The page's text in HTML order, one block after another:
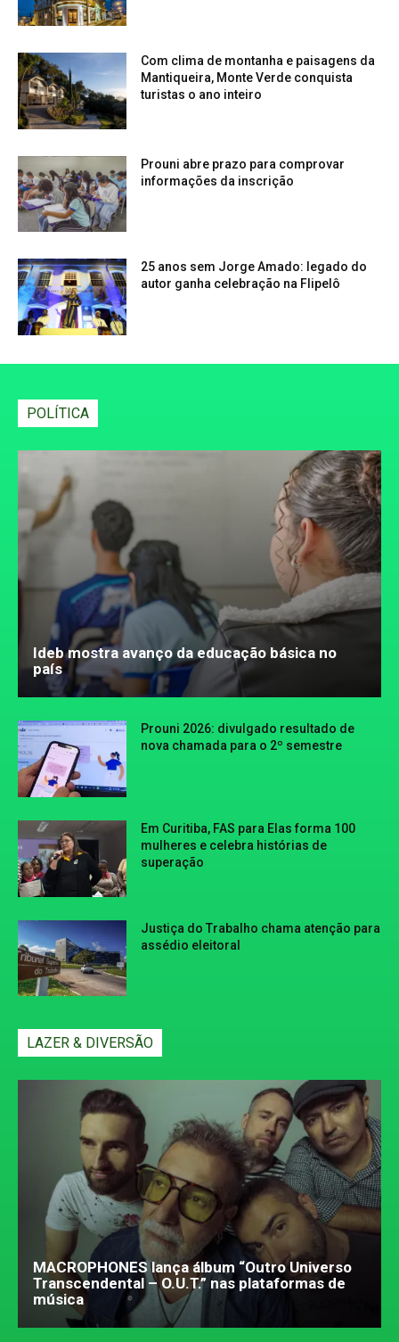
Com clima de montanha e paisagens da
Mantiqueira, Monte Verde conquista
turistas o ano inteiro
Prouni abre prazo para comprovar
informações da inscrição
25 anos sem Jorge Amado: legado do
autor ganha celebração na Flipelô
POLÍTICA
Ideb mostra avanço da educação básica no
país
Prouni 2026: divulgado resultado de
nova chamada para o 2º semestre
Em Curitiba, FAS para Elas forma 100
mulheres e celebra histórias de
superação
Justiça do Trabalho chama atenção para
assédio eleitoral
LAZER & DIVERSÃO
MACROPHONES lança álbum “Outro Universo
Transcendental – O.U.T.” nas plataformas de
música